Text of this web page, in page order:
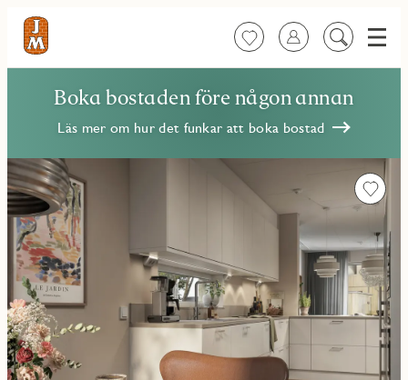
FavoriterLogga in
Sök
Meny
Boka bostaden före någon annan
Läs mer om hur det funkar att boka bostad